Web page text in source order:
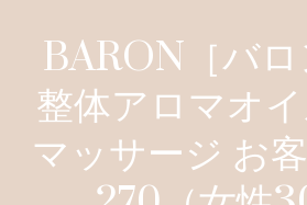
BARON［バ
整体アロマオ
マッサージ お